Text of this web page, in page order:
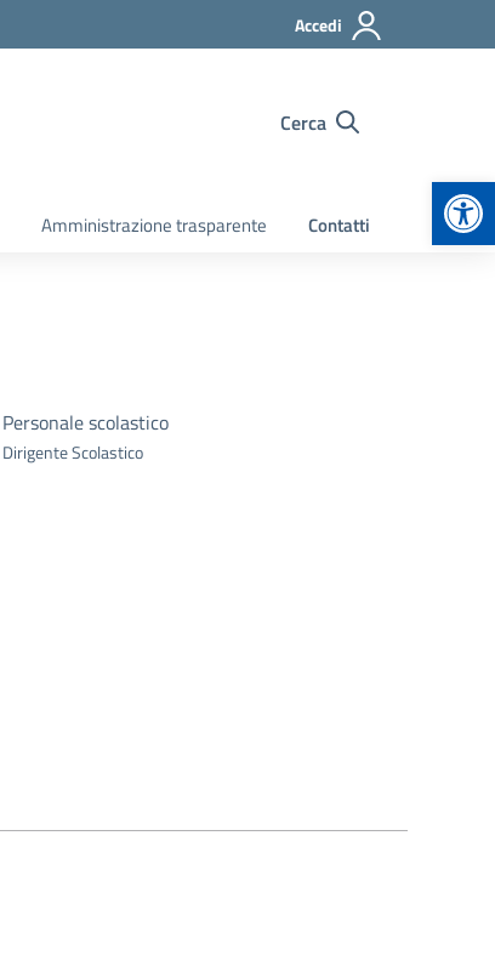
Accedi
Cerca
Amministrazione trasparente Contatti
Personale scolastico
Dirigente Scolastico